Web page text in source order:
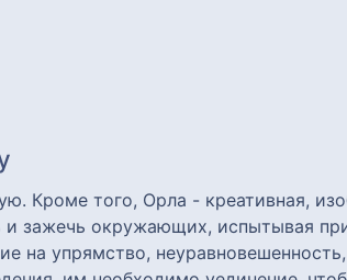
Кроме того, Орла - креативная,
и зажечь окружающих, испытывая
на упрямство,